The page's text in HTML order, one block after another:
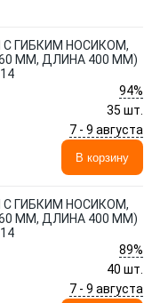
ГИБКИМ НОСИКОМ,
ММ, ДЛИНА 400 ММ)
94%
35 шт.
7 - 9 августа
В корзину
ГИБКИМ НОСИКОМ,
ММ, ДЛИНА 400 ММ)
89%
40 шт.
7 - 9 августа